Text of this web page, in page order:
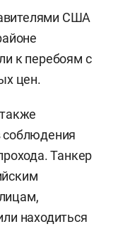
США
к перебоям с
цен.
соблюдения
Танкер
находиться